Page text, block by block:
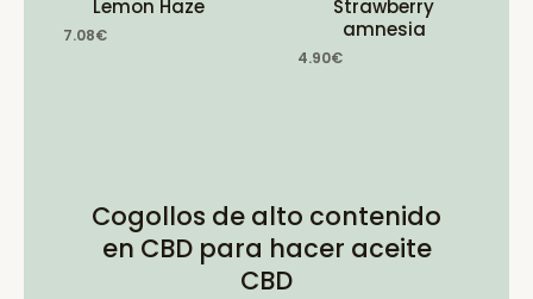
Lemon Haze
7.08€
Strawberry
amnesia
4.90€
Cogollos de alto contenido
en CBD para hacer aceite
CBD